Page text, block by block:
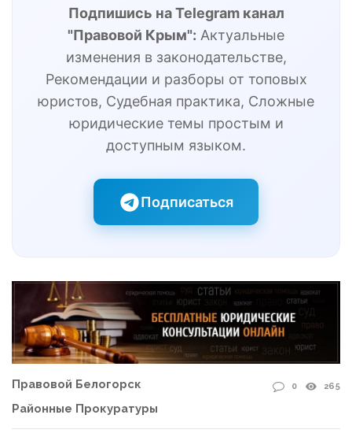
Подпишись на Telegram канал
"Правовой Крым": Актуальные
изменения в законодательстве,
Рекомендации и разборы от топовых
юристов, Судебная практика, Сложные
юридические темы простым и
доступным языком.
Подписаться
Правовой Белогорск
Районные Прокуратуры
0 265